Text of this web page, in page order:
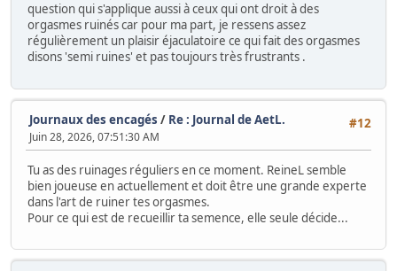
question qui s'applique aussi à ceux qui ont droit à des
orgasmes ruinés car pour ma part, je ressens assez
régulièrement un plaisir éjaculatoire ce qui fait des orgasmes
disons 'semi ruines' et pas toujours très frustrants .
#12
Journaux des encagés / Re : Journal de AetL.
Juin 28, 2026, 07:51:30 AM
Tu as des ruinages réguliers en ce moment. ReineL semble
bien joueuse en actuellement et doit être une grande experte
dans l'art de ruiner tes orgasmes.
Pour ce qui est de recueillir ta semence, elle seule décide...